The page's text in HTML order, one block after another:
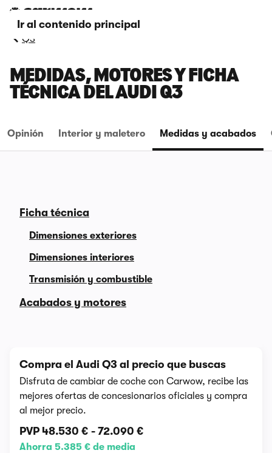
Ir al contenido principal
Q3
MEDIDAS, MOTORES Y FICHA
TÉCNICA DEL AUDI Q3
Opinión Interior y maletero Medidas y acabados
Ficha técnica
Dimensiones exteriores
Dimensiones interiores
Transmisión y combustible
Acabados y motores
Compra el Audi Q3 al precio que buscas
Disfruta de cambiar de coche con Carwow, recibe las
mejores ofertas de concesionarios oficiales y compra
al mejor precio.
PVP 48.530 € - 72.090 €
Ahorra 5.385 € de media